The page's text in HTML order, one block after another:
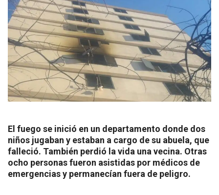
El fuego se inició en un departamento donde dos
niños jugaban y estaban a cargo de su abuela, que
falleció. También perdió la vida una vecina. Otras
ocho personas fueron asistidas por médicos de
emergencias y permanecían fuera de peligro.